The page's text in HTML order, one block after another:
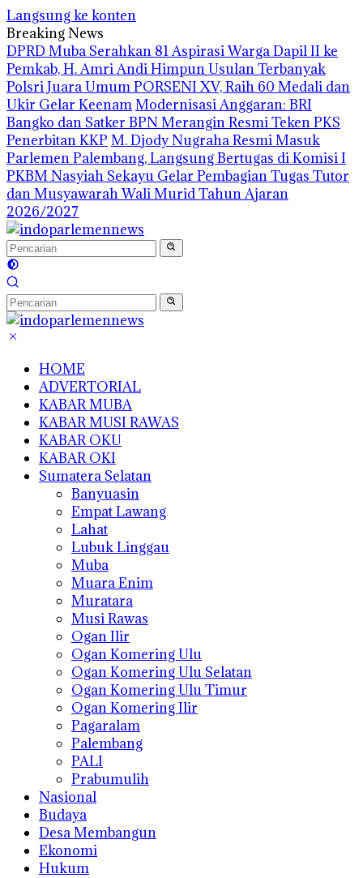
Langsung ke konten
Breaking News
DPRD Muba Serahkan 81 Aspirasi Warga Dapil II ke
Pemkab, H. Amri Andi Himpun Usulan Terbanyak
Polsri Juara Umum PORSENI XV, Raih 60 Medali dan
Ukir Gelar KeenamModernisasi Anggaran: BRI
Bangko dan Satker BPN Merangin Resmi Teken PKS
Penerbitan KKP M. Djody Nugraha Resmi Masuk
Parlemen Palembang, Langsung Bertugas di Komisi I
PKBM Nasyiah Sekayu Gelar Pembagian Tugas Tutor
dan Musyawarah Wali Murid Tahun Ajaran
2026/2027
HOME
ADVERTORIAL
KABAR MUBA
KABAR MUSI RAWAS
KABAR OKU
KABAR OKI
Sumatera Selatan
Banyuasin
Empat Lawang
Lahat
Lubuk Linggau
Muba
Muara Enim
Muratara
Musi Rawas
Ogan Ilir
Ogan Komering Ulu
Ogan Komering Ulu Selatan
Ogan Komering Ulu Timur
Ogan Komering Ilir
Pagaralam
Palembang
PALI
Prabumulih
Nasional
Budaya
Desa Membangun
Ekonomi
Hukum